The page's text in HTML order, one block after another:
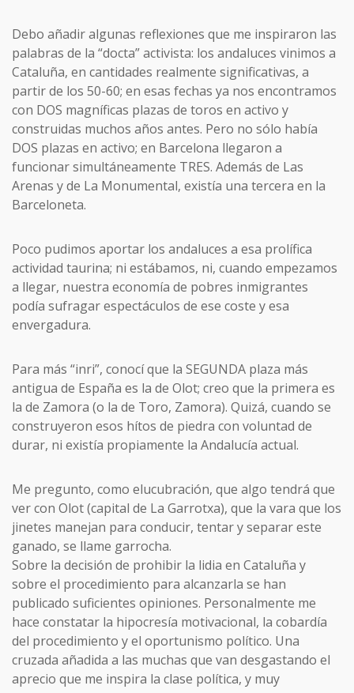
Debo añadir algunas reflexiones que me inspiraron las
palabras de la “docta” activista: los andaluces vinimos a
Cataluña, en cantidades realmente significativas, a
partir de los 50-60; en esas fechas ya nos encontramos
con DOS magníficas plazas de toros en activo y
construidas muchos años antes. Pero no sólo había
DOS plazas en activo; en Barcelona llegaron a
funcionar simultáneamente TRES. Además de Las
Arenas y de La Monumental, existía una tercera en la
Barceloneta.
Poco pudimos aportar los andaluces a esa prolífica
actividad taurina; ni estábamos, ni, cuando empezamos
a llegar, nuestra economía de pobres inmigrantes
podía sufragar espectáculos de ese coste y esa
envergadura.
Para más “inri”, conocí que la SEGUNDA plaza más
antigua de España es la de Olot; creo que la primera es
la de Zamora (o la de Toro, Zamora). Quizá, cuando se
construyeron esos hítos de piedra con voluntad de
durar, ni existía propiamente la Andalucía actual.
Me pregunto, como elucubración, que algo tendrá que
ver con Olot (capital de La Garrotxa), que la vara que los
jinetes manejan para conducir, tentar y separar este
ganado, se llame garrocha.
Sobre la decisión de prohibir la lidia en Cataluña y
sobre el procedimiento para alcanzarla se han
publicado suficientes opiniones. Personalmente me
hace constatar la hipocresía motivacional, la cobardía
del procedimiento y el oportunismo político. Una
cruzada añadida a las muchas que van desgastando el
aprecio que me inspira la clase política, y muy